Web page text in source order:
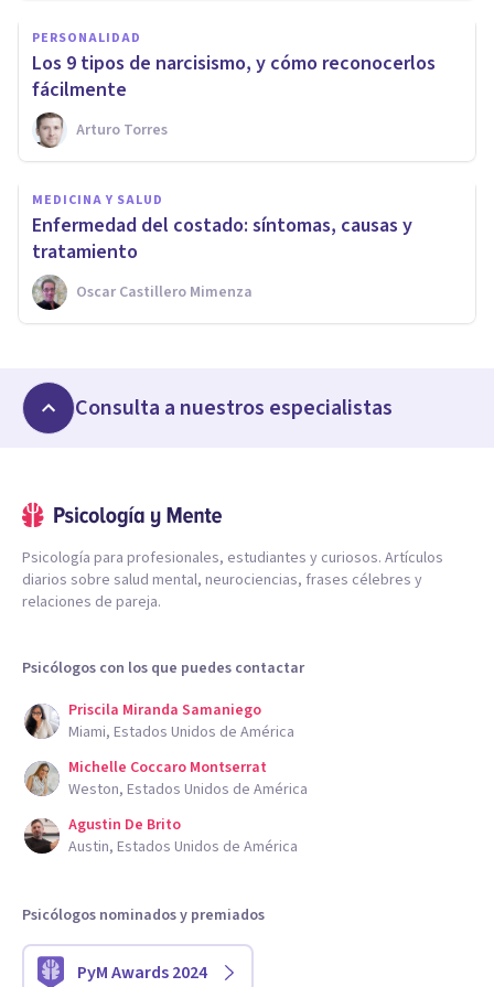
PERSONALIDAD
Los 9 tipos de narcisismo, y cómo reconocerlos
fácilmente
Arturo Torres
MEDICINA Y SALUD
Enfermedad del costado: síntomas, causas y
tratamiento
Oscar Castillero Mimenza
Consulta a nuestros especialistas
Psicología para profesionales, estudiantes y curiosos. Artículos
diarios sobre salud mental, neurociencias, frases célebres y
relaciones de pareja.
Psicólogos con los que puedes contactar
Priscila Miranda Samaniego
Miami, Estados Unidos de América
Michelle Coccaro Montserrat
Weston, Estados Unidos de América
Agustin De Brito
Austin, Estados Unidos de América
Psicólogos nominados y premiados
PyM Awards 2024